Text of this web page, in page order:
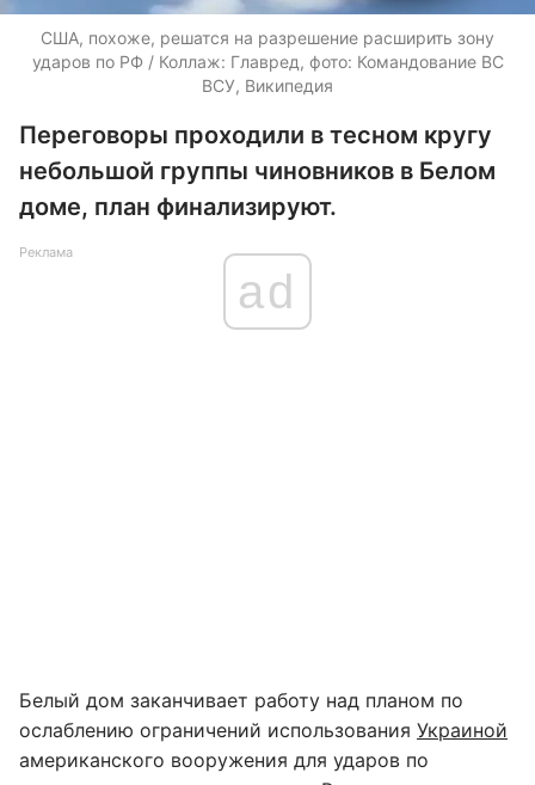
США, похоже, решатся на разрешение расширить зону
ударов по РФ / Коллаж: Главред, фото: Командование ВС
ВСУ, Википедия
Переговоры проходили в тесном кругу
небольшой группы чиновников в Белом
доме, план финализируют.
Реклама
ad
Белый дом заканчивает работу над планом по
ослаблению ограничений использования Украиной
американского вооружения для ударов по